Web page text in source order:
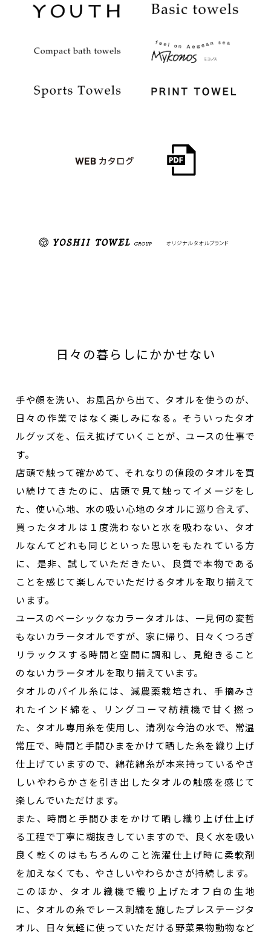
日々の暮らしにかかせない
手や顔を洗い、お風呂から出て、タオルを使うのが、
日々の作業ではなく楽しみになる。そういったタオ
ルグッズを、伝え拡げていくことが、ユースの仕事で
す。
店頭で触って確かめて、それなりの値段のタオルを買
い続けてきたのに、店頭で見て触ってイメージをし
た、使い心地、水の吸い心地のタオルに巡り合えず、
買ったタオルは１度洗わないと水を吸わない、タオ
ルなんてどれも同じといった思いをもたれている方
に、是非、試していただきたい、良質で本物である
ことを感じて楽しんでいただけるタオルを取り揃えて
います。
ユースのベーシックなカラータオルは、一見何の変哲
もないカラータオルですが、家に帰り、日々くつろぎ
リラックスする時間と空間に調和し、見飽きること
のないカラータオルを取り揃えています。
タオルのパイル糸には、減農薬栽培され、手摘みさ
れたインド綿を、リングコーマ紡績機で甘く撚っ
た、タオル専用糸を使用し、清冽な今治の水で、常温
常圧で、時間と手間ひまをかけて晒した糸を織り上げ
仕上げていますので、綿花綿糸が本来持っているやさ
しいやわらかさを引き出したタオルの触感を感じて
楽しんでいただけます。
また、時間と手間ひまをかけて晒し織り上げ仕上げ
る工程で丁寧に糊抜きしていますので、良く水を吸い
良く乾くのはもちろんのこと洗濯仕上げ時に柔軟剤
を加えなくても、やさしいやわらかさが持続します。
このほか、タオル織機で織り上げたオフ白の生地
に、タオルの糸でレース刺繍を施したプレステージタ
オル、日々気軽に使っていただける野菜果物動物など